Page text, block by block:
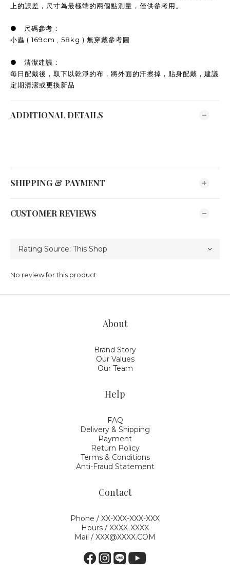
上的誤差，尺寸為最極端的兩個點測量，僅供參考用。
● 尺碼參考：
小蟲 ( 169cm , 58kg ) 無穿戴參考圖
● 清潔建議：
每日配戴後，取下以乾淨的布，將外面的汗擦掉，貼身配戴，建議
定期清潔或更換新品
ADDITIONAL DETAILS
SHIPPING & PAYMENT
CUSTOMER REVIEWS
No review for this product
About
Brand Story
Our Values
Our Team
Help
FAQ
Delivery & Shipping
Payment
Return Policy
Terms & Conditions
Anti-Fraud Statement
Contact
Phone / XX-XXX-XXX-XXX
Hours / XXXX-XXXX
Mail / XXX@XXXX.COM